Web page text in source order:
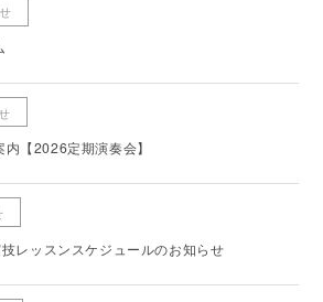
【2026定期演奏会】
レッスンスケジュールのお知らせ